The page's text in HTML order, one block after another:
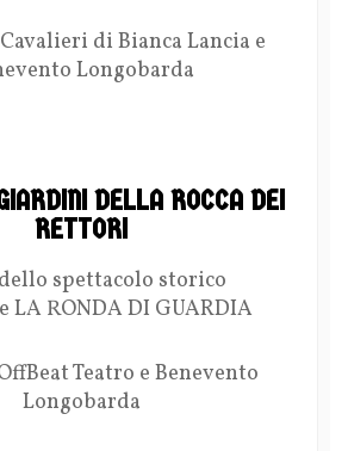
di Bianca Lancia e
Longobarda
DELLA ROCCA DEI
RETTORI
spettacolo storico
LA RONDA DI GUARDIA
Teatro e Benevento
Longobarda